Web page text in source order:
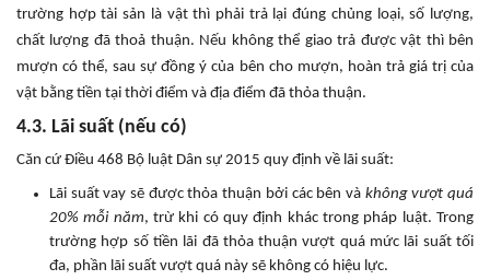
trường hợp tài sản là vật thì phải trả lại đúng chủng loại, số lượng,
chất lượng đã thoả thuận. Nếu không thể giao trả được vật thì bên
mượn có thể, sau sự đồng ý của bên cho mượn, hoàn trả giá trị của
vật bằng tiền tại thời điểm và địa điểm đã thỏa thuận.
4.3. Lãi suất (nếu có)
Căn cứ Điều 468 Bộ luật Dân sự 2015 quy định về lãi suất:
Lãi suất vay sẽ được thỏa thuận bởi các bên và không vượt quá
20% mỗi năm, trừ khi có quy định khác trong pháp luật. Trong
trường hợp số tiền lãi đã thỏa thuận vượt quá mức lãi suất tối
đa, phần lãi suất vượt quá này sẽ không có hiệu lực.